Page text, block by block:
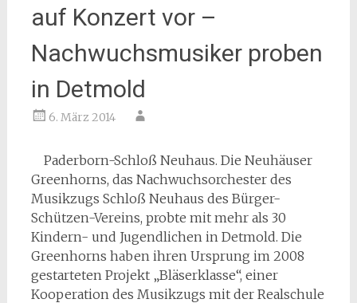
auf Konzert vor –
Nachwuchsmusiker proben
in Detmold
6. März 2014
Paderborn-Schloß Neuhaus. Die Neuhäuser
Greenhorns, das Nachwuchsorchester des
Musikzugs Schloß Neuhaus des Bürger-
Schützen-Vereins, probte mit mehr als 30
Kindern- und Jugendlichen in Detmold. Die
Greenhorns haben ihren Ursprung im 2008
gestarteten Projekt „Bläserklasse“, einer
Kooperation des Musikzugs mit der Realschule